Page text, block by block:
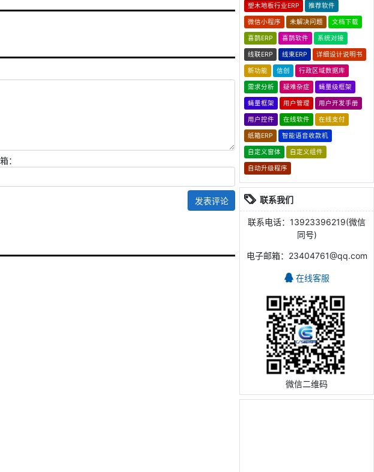
：
发表评论
塑木地板行业ERP 推荐软件
微信小程序 未解决问题 文档下载
喜鹊ERP 喜鹊软件 系统对接
线联ERP 线束ERP 详细设计说明书
新功能 信创 行政区域数据库
需求分析 疑难杂症 蝇量级框架
蝇量框架 用户管理 用户开发手册
用户控件 在线软件 在线支付
纸箱ERP 智能语音收款机
自定义窗体 自定义组件
自动升级程序
联系我们
联系电话：13923396219(微信
同号)
电子邮箱：23404761@qq.com
在线客服
微信二维码